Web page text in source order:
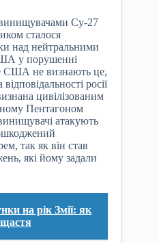
Су-27
сталося
над нейтральними
у порушенні
США не визнають це,
росії
цивілізованим
Пентагоном
атакують
так як він став
які йому задали
на рік Змії: як